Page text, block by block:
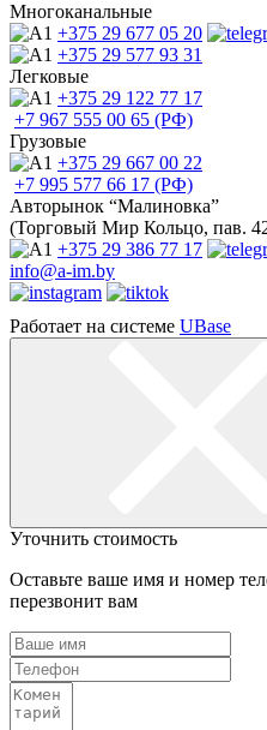
Многоканальные
+375 29 677 05 20
+375 29 577 93 31
Легковые
+375 29 122 77 17
+7 967 555 00 65 (РФ)
Грузовые
+375 29 667 00 22
+7 995 577 66 17 (РФ)
Авторынок “Малиновка”
(Торговый Мир Кольцо, пав.
+375 29 386 77 17
info@a-im.by
Работает на системе UBase
Уточнить стоимость
Оставьте ваше имя и номер
перезвонит вам